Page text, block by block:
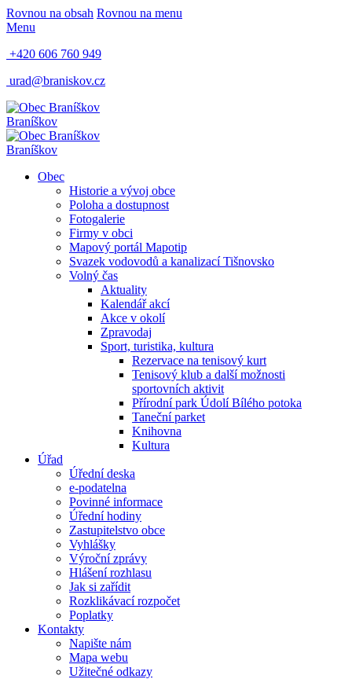
Rovnou na obsah Rovnou na menu
Menu
+420 606 760 949
urad@braniskov.cz
Braníškov
Braníškov
Obec
Historie a vývoj obce
Poloha a dostupnost
Fotogalerie
Firmy v obci
Mapový portál Mapotip
Svazek vodovodů a kanalizací Tišnovsko
Volný čas
Aktuality
Kalendář akcí
Akce v okolí
Zpravodaj
Sport, turistika, kultura
Rezervace na tenisový kurt
Tenisový klub a další možnosti
sportovních aktivit
Přírodní park Údolí Bílého potoka
Taneční parket
Knihovna
Kultura
Úřad
Úřední deska
e-podatelna
Povinné informace
Úřední hodiny
Zastupitelstvo obce
Vyhlášky
Výroční zprávy
Hlášení rozhlasu
Jak si zařídit
Rozklikávací rozpočet
Poplatky
Kontakty
Napište nám
Mapa webu
Užitečné odkazy